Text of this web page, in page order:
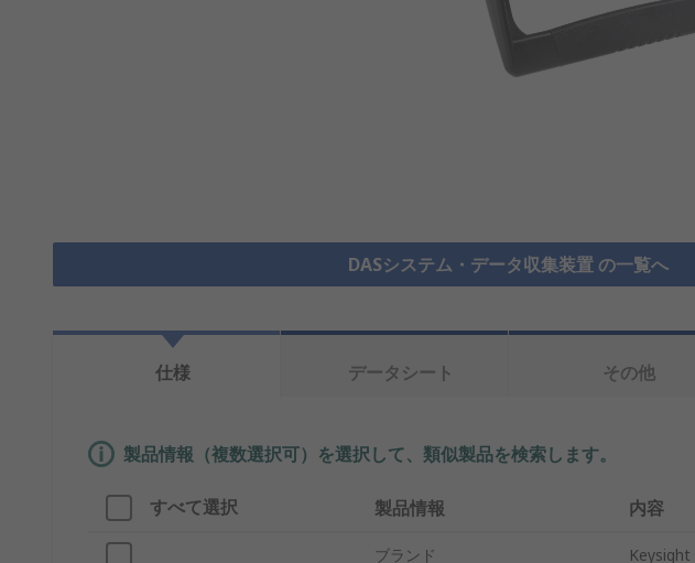
DASシステム・データ収集装置 の一覧へ
仕様 データシート その他
製品情報（複数選択可）を選択して、類似製品を検索します。
すべて選択 製品情報 内容
ブランド